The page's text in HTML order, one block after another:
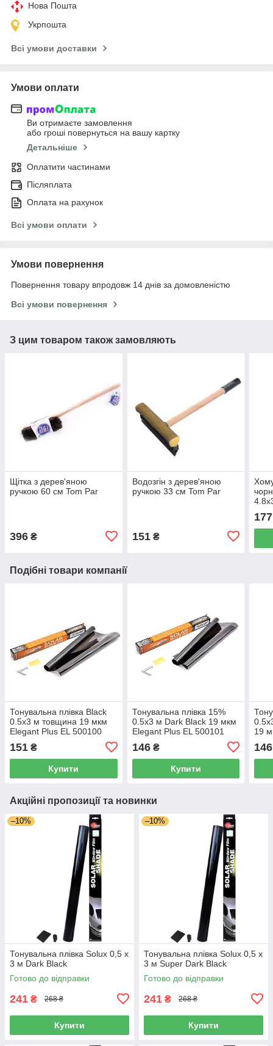
Нова Пошта
Укрпошта
Всі умови доставки
Умови оплати
Ви отримаєте замовлення
або гроші повернуться на вашу картку
Детальніше
Оплатити частинами
Післяплата
Оплата на рахунок
Всі умови оплати
Умови повернення
Повернення товару впродовж 14 днів за домовленістю
Всі умови повернення
З цим товаром також замовляють
Щітка з дерев'яною
ручкою 60 см Tom Par
396 ₴
Водозгін з дерев'яною
ручкою 33 см Tom Par
151₴
177
Подібні товари компанії
Тонувальна плівка Black
0.5х3 м товщина 19 мкм
Elegant Plus EL 500100
151 ₴
Купити
Тонувальна плівка 15%
0.5х3 м Dark Black 19 мкм
Elegant Plus EL 500101
146₴
Купити
19
146
Акційні пропозиції та новинки
–10%
Тонувальна плівка Solux 0,5 х
3 м Dark Black
Готово до відправки
241 ₴ 268 ₴
Купити
–10%
Тонувальна плівка Solux 0,5 х
3 м Super Dark Black
Готово до відправки
241 ₴ 268 ₴
Купити